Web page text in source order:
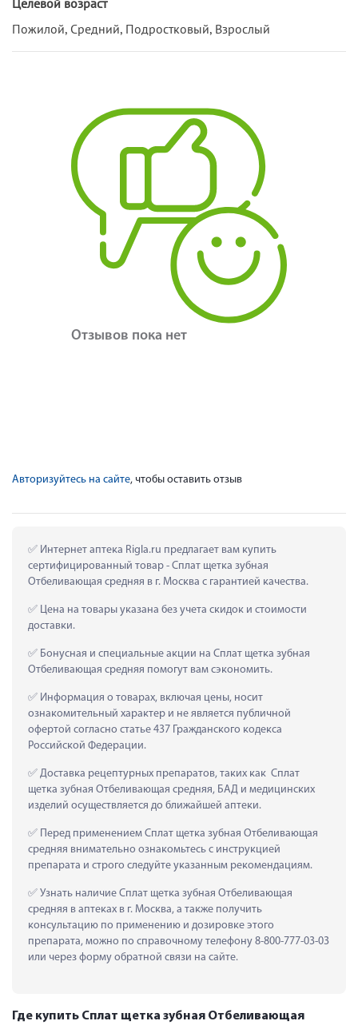
Пожилой, Средний, Подростковый, Взрослый
Отзывов пока нет
Авторизуйтесь на сайте, чтобы оставить отзыв
Интернет аптека Rigla.ru предлагает вам купить
сертифицированный товар - Сплат щетка зубная
Отбеливающая средняя в г. Москва с гарантией качества.
Цена на товары указана без учета скидок и стоимости
доставки.
Бонусная и специальные акции на Сплат щетка зубная
Отбеливающая средняя помогут вам сэкономить.
Информация о товарах, включая цены, носит
ознакомительный характер и не является публичной
офертой согласно статье 437 Гражданского кодекса
Российской Федерации.
Доставка рецептурных препаратов, таких как  Сплат
щетка зубная Отбеливающая средняя, БАД и медицинских
изделий осуществляется до ближайшей аптеки.
Перед применением Сплат щетка зубная Отбеливающая
средняя внимательно ознакомьтесь с инструкцией
препарата и строго следуйте указанным рекомендациям.
Узнать наличие Сплат щетка зубная Отбеливающая
средняя в аптеках в г. Москва, а также получить
консультацию по применению и дозировке этого
препарата, можно по справочному телефону 8-800-777-03-03
или через форму обратной связи на сайте.
Где купить Сплат щетка зубная Отбеливающая